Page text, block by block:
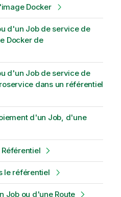
Docker
d'un Job de service de
Docker de
d'un Job de service de
dans un référentiel
d'un Job, d'une
le référentiel
Job ou d'une Route